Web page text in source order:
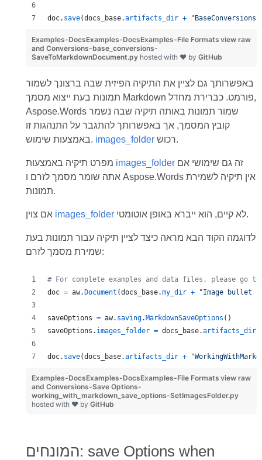
doc. save(docs_base.artifacts_dir +
view raw
Examples-DocsExamples-DocsExamples-File Formats
and Conversions-base_conversions-
SaveToMarkdownDocument.py hosted with ❤ by GitHub
באפשרותך גם לציין את התיקיה הפיזית שבה ברצונך לשמור
תמונות בעת ייצוא מסמך Markdown פורמט. כברירת מחדל,
Aspose.Words שמור תמונות באותה תיקיה שבה נשמר
קובץ המסמך, אך באפשרותך להתגבר על התנהגות זו
באמצעות שימוש. images_folder רכוש.
images_folderזה גם שימושי אם
אתה שומר מסמך לזרם ו Aspose.Words אין תיקיה לשמירת
תמונות.
אם צוין images_folder לא קיים, הוא ייברא באופן אוטומטי.
לדוגמה הקוד הבא מראה כיצד לציין תיקיה עבור תמונות בעת
שמירת מסמך לזרם:
# For complete examples and data files, please go to
doc = aw. Document (docs_base.my_dir + "Image bullet
saveOptions = aw. saving. MarkdownSaveOptions ()
saveOptions . images_folder = docs_base.artifacts_dir
doc. save(docs_base.artifacts_dir +
view raw
Examples-DocsExamples-DocsExamples-File Formats
and Conversions-Save Options-
working_with_markdown_save_options-SetImagesFolder.py
hosted with ❤ by GitHub
המונחים: save Options when